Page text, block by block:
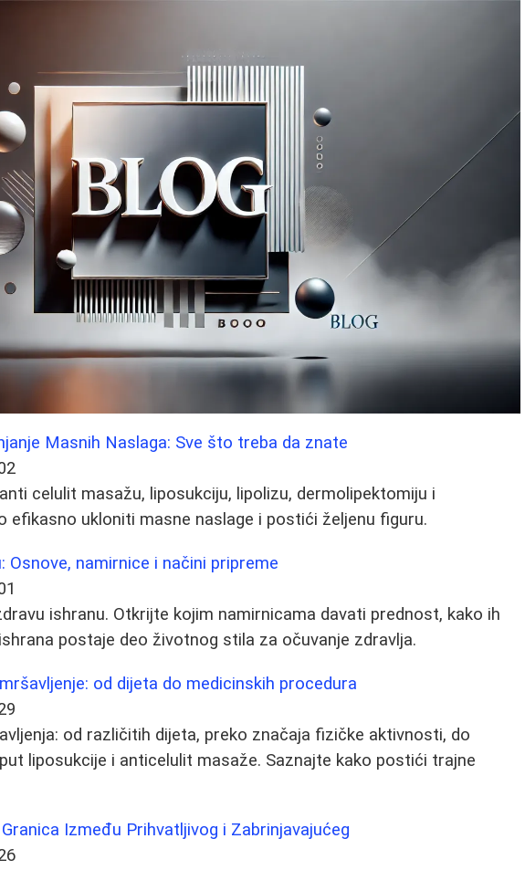
Masnih Naslaga: Sve što treba da znate
celulit masažu, liposukciju, lipolizu, dermolipektomiju i
efikasno ukloniti masne naslage i postići željenu figuru.
Osnove, namirnice i načini pripreme
ishranu. Otkrijte kojim namirnicama davati prednost, kako ih
postaje deo životnog stila za očuvanje zdravlja.
od dijeta do medicinskih procedura
od različitih dijeta, preko značaja fizičke aktivnosti, do
liposukcije i anticelulit masaže. Saznajte kako postići trajne
Između Prihvatljivog i Zabrinjavajućeg